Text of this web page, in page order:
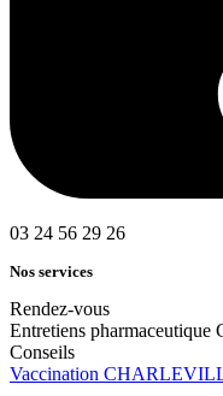
03 24 56 29 26
Nos services
Rendez-vous
Entretiens
Conseils
Vaccination